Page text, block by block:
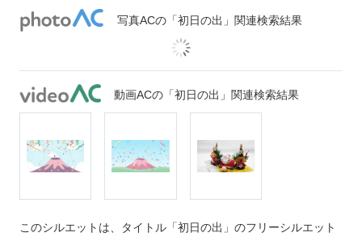
写真ACの「初日の出」関連検索結果
動画ACの「初日の出」関連検索結果
このシルエットは、タイトル「初日の出」のフリーシルエット